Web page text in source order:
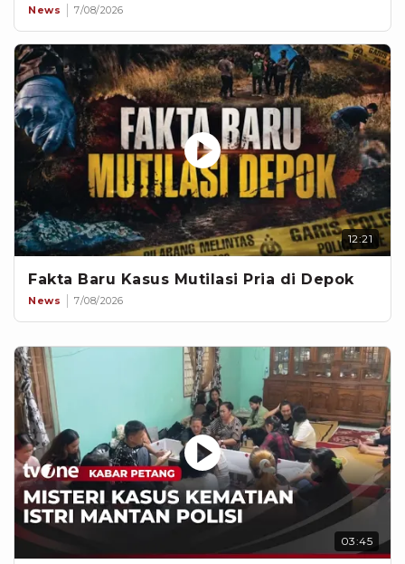
News 7/08/2026
12:21
Fakta Baru Kasus Mutilasi Pria di Depok
News 7/08/2026
03:45